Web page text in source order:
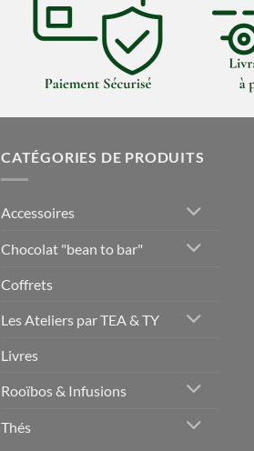
CATÉGORIES DE PRODUITS
Accessoires
Chocolat "bean to bar"
Coffrets
Les Ateliers par TEA & TY
Livres
Rooïbos & Infusions
Thés